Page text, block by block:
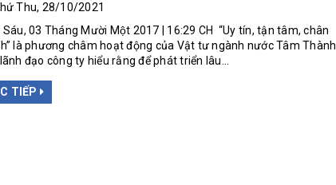
Thu, 28/10/2021
03 Tháng Mười Một 2017 | 16:29 CH “Uy tín, tận tâm, chân
là phương châm hoạt động của Vật tư ngành nước Tâm Thành.
đạo công ty hiểu rằng để phát triển lâu...
TIẾP